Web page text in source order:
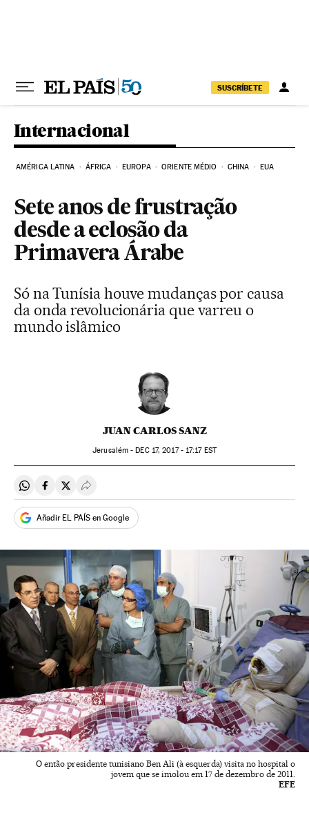
SUSCRÍBETE
Internacional
AMÉRICA LATINA ÁFRICA EUROPA ORIENTE MÉDIO CHINA EUA
Sete anos de frustração
desde a eclosão da
Primavera Árabe
Só na Tunísia houve mudanças por causa
da onda revolucionária que varreu o
mundo islâmico
JUAN CARLOS SANZ
Jerusalém -DEC17, 2017 - 17:17EST
Compartir en Whatsapp
Compartir en Facebook
Compartir en Twitter
Desplegar Redes Sociales
Añadir EL PAÍS en Google
O então presidente tunisiano Ben Ali (à esquerda) visita no hospital o
jovem que se imolou em 17 de dezembro de 2011.
EFE